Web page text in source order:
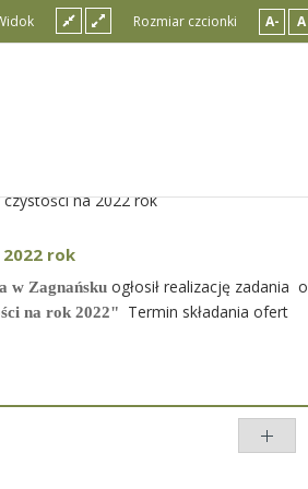
Rozmiar czcionki A- A
na 2022 rok
rok
w Zagnańsku ogłosił realizację zadania o
na rok 2022"
Termin składania ofert